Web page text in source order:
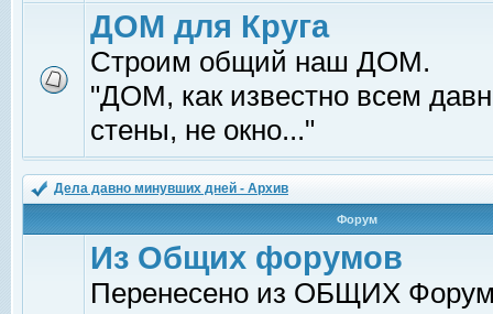
ДОМ для Круга
Строим общий наш ДОМ.
"ДОМ, как известно всем
стены, не окно..."
Дела давно минувших дней - Архив
Форум
Из Общих форумов
Перенесено из ОБЩИХ